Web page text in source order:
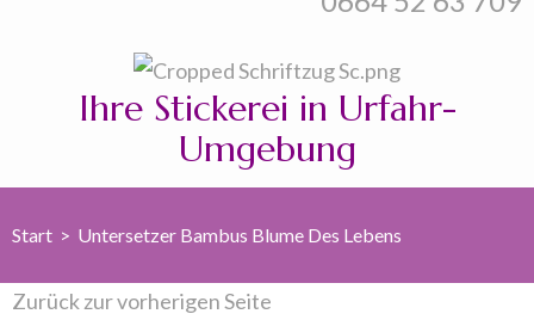
Ihre Stickerei in Urfahr-
Umgebung
Start > Untersetzer Bambus Blume Des Lebens
Zurück zur vorherigen Seite